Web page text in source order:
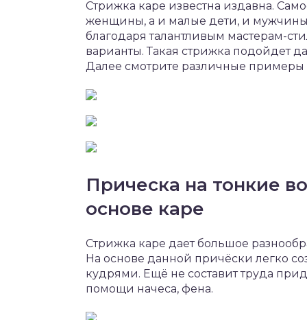
Стрижка каре известна издавна.
женщины, а и малые дети, и мужчины
благодаря талантливым мастерам-
варианты. Такая стрижка подойдет
Далее смотрите различные примеры
Прическа на тонкие
основе каре
Стрижка каре дает большое
На основе данной причёски легко
кудрями. Ещё не составит труда
помощи начеса, фена.